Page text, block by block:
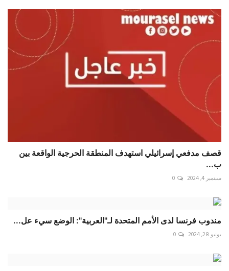
قصف مدفعي إسرائيلي استهدف المنطقة الحرجية الواقعة بين
ب...
سبتمبر 4, 2024 0
مندوب فرنسا لدى الأمم المتحدة لـ"العربية": الوضع سيء عل...
يونيو 28, 2024 0